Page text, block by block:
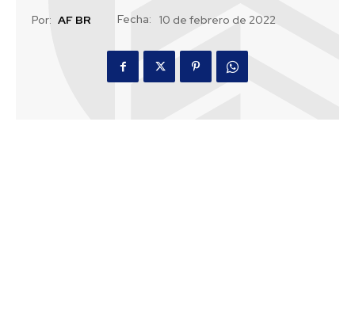
Por: AF BR Fecha: 10 de febrero de 2022